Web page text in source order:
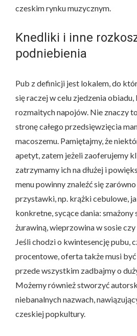
czeskim rynku muzycznym.
Knedliki i inne
podniebienia
Pub z definicji jest lokalem, do
się raczej w celu zjedzenia obiadu,
rozmaitych napojów. Nie znaczy
stronę całego przedsięwzięcia
macoszemu. Pamiętajmy, że
apetyt, zatem jeżeli zaoferujemy
zatrzymamy ich na dłużej i
menu powinny znaleźć się
przystawki, np. krążki cebulowe,
konkretne, sycące dania:
żurawiną, wieprzowina w sosie
Jeśli chodzi o kwintesencję pubu,
procentowe, oferta także musi
przede wszystkim zadbajmy o
Możemy również stworzyć
niebanalnych nazwach,
czeskiej popkultury.